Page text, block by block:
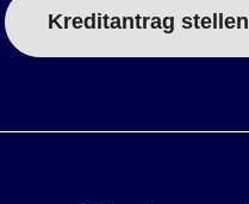
Kreditantrag stellen